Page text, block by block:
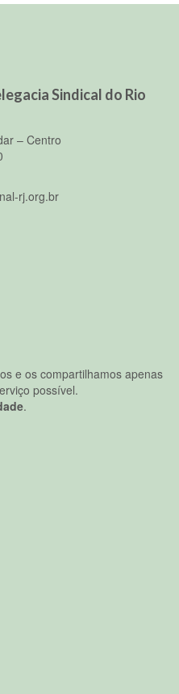
Sindical do Rio
– Centro
rj.org.br
e os compartilhamos apenas
possível.
.